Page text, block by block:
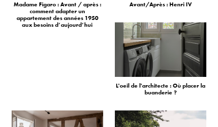
Madame Figaro : Avant / après :
comment adapter un
appartement des années 1950
aux besoins d’aujourd’hui
Avant/Après : Henri IV
L'oeil de l'architecte : Où placer la
buanderie ?